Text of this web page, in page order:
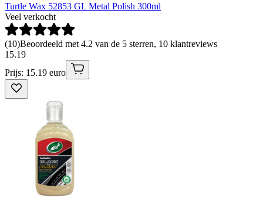
Turtle Wax 52853 GL Metal Polish 300ml
Veel verkocht
(10)Beoordeeld met 4.2 van de 5 sterren, 10 klantreviews
15.19
Prijs: 15.19 euro